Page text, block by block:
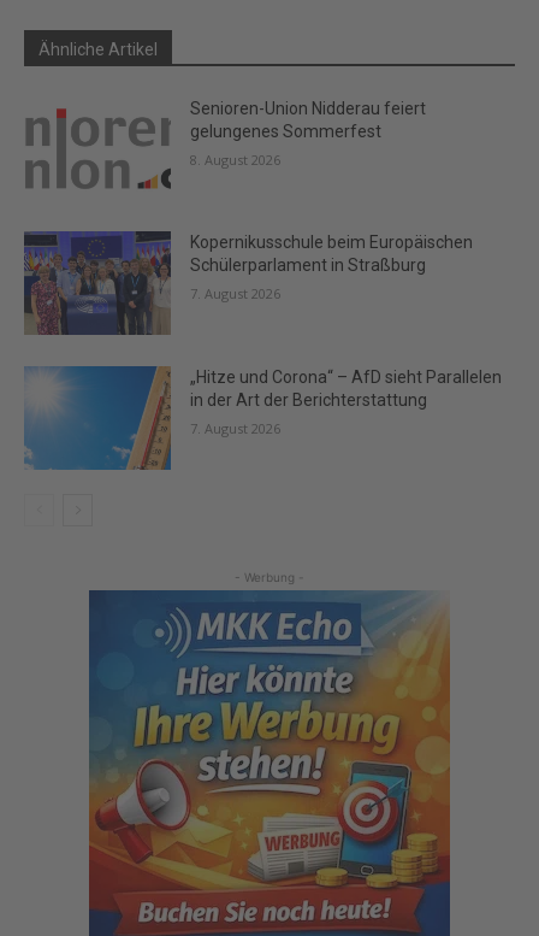
Ähnliche Artikel
Senioren-Union Nidderau feiert
gelungenes Sommerfest
8. August 2026
Kopernikusschule beim Europäischen
Schülerparlament in Straßburg
7. August 2026
„Hitze und Corona“ – AfD sieht Parallelen
in der Art der Berichterstattung
7. August 2026
- Werbung -